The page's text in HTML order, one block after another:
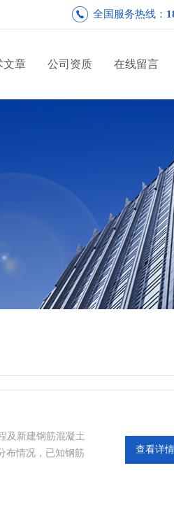
全国服务热线：
文章 公司资质 在线留言
及新建钢筋混凝土
布情况，已知钢筋
测，如墙体内的电
查看详情